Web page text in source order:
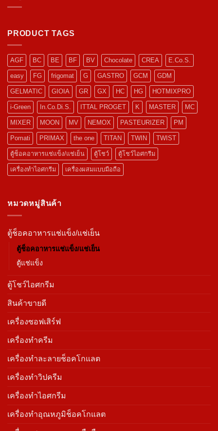
PRODUCT TAGS
AGF BC BE BF BV Chocolate CREA E.Co.S.
easy FG frigomat G GASTRO GCM GDM
GELMATIC GIOIA GR GX HC HG HOTMIXPRO
i-Green In.Co.Di.S. ITTAL PROGET K MASTER MC
MIXER MOON MV NEMOX PASTEURIZER PM
Pomati PRIMAX the one TITAN TWIN TWIST
ตู้ช็อคอาหารแช่แข็ง/แช่เย็น ตู้โชว์ ตู้โชว์ไอศกรีม
เครื่องทำไอศกรีม เครื่องผสมแบบมือถือ
หมวดหมู่สินค้า
ตู้ช็อคอาหารแช่แข็ง/แช่เย็น
ตู้ช็อคอาหารแช่แข็ง/แช่เย็น
ตู้แช่แข็ง
ตู้โชว์ไอศกรีม
สินค้าขายดี
เครื่องซอฟเสิร์ฟ
เครื่องทำครีม
เครื่องทำละลายช็อคโกแลต
เครื่องทำวิปครีม
เครื่องทำไอศกรีม
เครื่องทําอุณหภูมิช็อคโกแลต